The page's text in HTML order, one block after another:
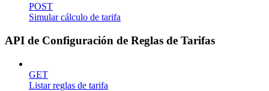
POST
Simular cálculo de tarifa
API de Configuración de Reglas de Tarifas
GET
Listar reglas de tarifa